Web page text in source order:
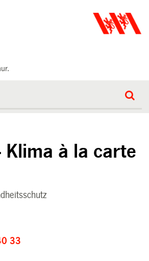
Klima à la carte
33